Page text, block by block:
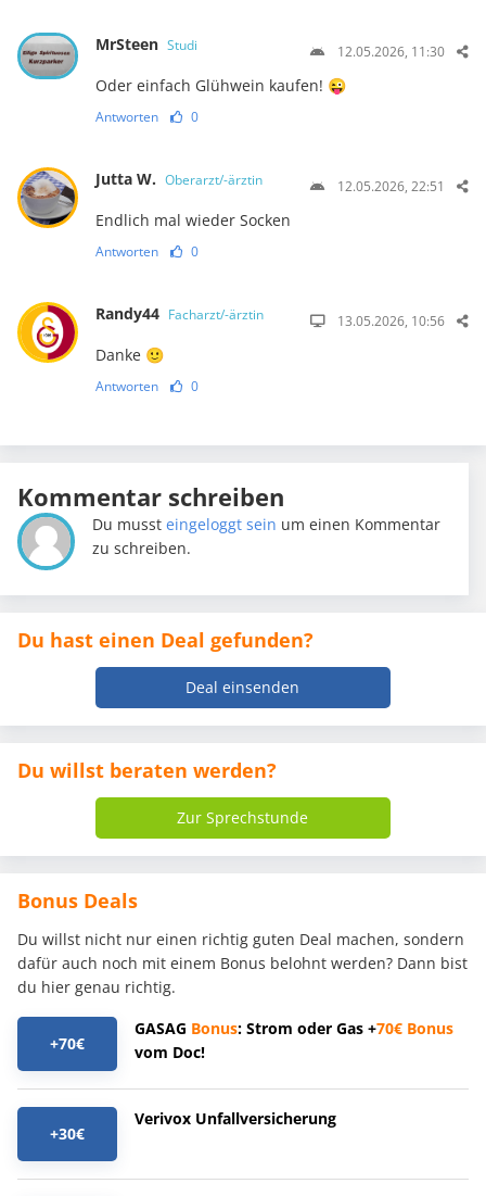
MrSteen Studi 12.05.2026, 11:30
Oder einfach Glühwein kaufen! 😜
Antworten 0
Jutta W. Oberarzt/-ärztin 12.05.2026, 22:51
Endlich mal wieder Socken
Antworten 0
Randy44 Facharzt/-ärztin 13.05.2026, 10:56
Danke 🙂
Antworten 0
Kommentar schreiben
Du mussteingeloggt sein um einen Kommentar
zu schreiben.
Du hast einen Deal gefunden?
Deal einsenden
Du willst beraten werden?
Zur Sprechstunde
Bonus Deals
Du willst nicht nur einen richtig guten Deal machen, sondern
dafür auch noch mit einem Bonus belohnt werden? Dann bist
du hier genau richtig.
+70€
GASAG Bonus: Strom oder Gas +70€ Bonus
vom Doc!
+30€
Verivox Unfallversicherung